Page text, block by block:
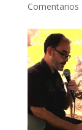
Comentarios